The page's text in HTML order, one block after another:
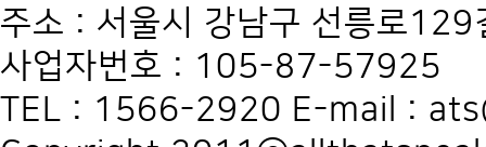
주소 : 서울시 강남구 선릉로
사업자번호 : 105-87-57925
TEL : 1566-2920 E-mail :